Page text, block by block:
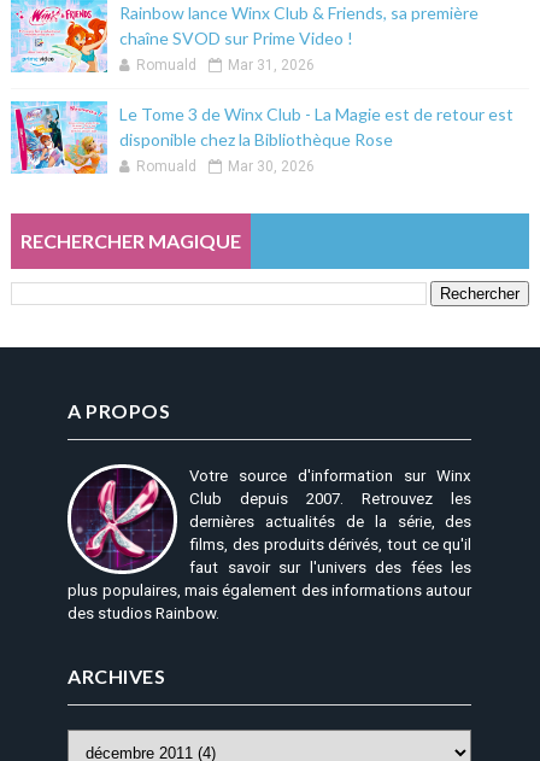
Rainbow lance Winx Club & Friends, sa première
chaîne SVOD sur Prime Video !
Romuald Mar 31, 2026
Le Tome 3 de Winx Club - La Magie est de retour est
disponible chez la Bibliothèque Rose
Romuald Mar 30, 2026
RECHERCHER MAGIQUE
A PROPOS
Votre source d'information sur Winx
Club depuis 2007. Retrouvez les
dernières actualités de la série, des
films, des produits dérivés, tout ce qu'il
faut savoir sur l'univers des fées les
plus populaires, mais également des informations autour
des studios Rainbow.
ARCHIVES